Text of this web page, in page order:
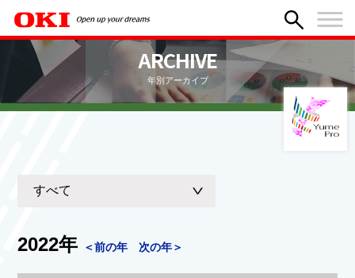
ARCHIVE
年別アーカイブ
2022年 ＜前の年 次の年＞